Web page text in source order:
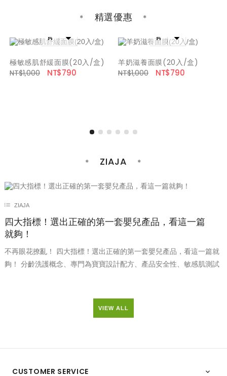
精選優惠
 
極敏感肌舒緩面膜(20入/盒)
NT$1,000
NT$790
 
羊奶滋養面膜(20入/盒)
NT$1,000
NT$790
ZIAJA
ZIAJA
四大指標！選出正確的第一套嬰兒產品，看這一篇
就夠！
不再眼花撩亂！ 四大指標！選出正確的第一套嬰兒產品，看這一篇就
夠！ 分齡洗護概念、專門為寶寶設計配方、產品安全性、敏感肌測試
VIEW ALL
CUSTOMER SERVICE 